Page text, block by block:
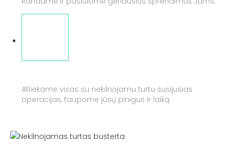
Atliekame visas su nekilnojamu turtu susijusias
operacijas, taupome jūsų pinigus ir laiką